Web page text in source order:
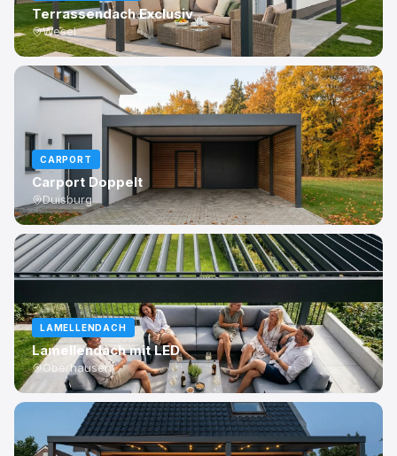
Terrassendach Exclusiv
Wesel
CARPORT
Carport Doppelt
Duisburg
LAMELLENDACH
Lamellendach mit LED
Oberhausen